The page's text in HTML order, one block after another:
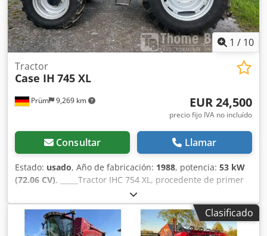
1 / 10
Prüm 9,269 km
Tractor
Case IH 745 XL
EUR 24,500
precio fijo IVA no incluído
Consultar Llamar
Estado: usado, Año de fabricación: 1988, potencia: 53 kW
(72.06 CV), _____Tractor IHC 754 XL, procedente de primer
propietario, en óptimas condiciones. Horas de
funcionamiento: aproximadamente 8600. Año de
fabricación: 1988. Elevador delantero. Toma de fuerza
delantera. Transmisión de 30 km/h. Precio: 24.500,00
Clasificado